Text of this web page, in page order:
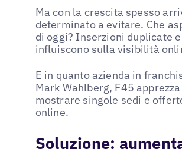
Ma con la crescita spesso
determinato a evitare. Che
di oggi? Inserzioni duplicate
influiscono sulla visibilità
E in quanto azienda in
Mark Wahlberg, F45
mostrare singole sedi e
online.
Soluzione: